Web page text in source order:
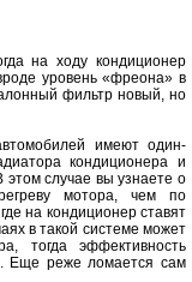
на ходу кондиционер
уровень «фреона» в
фильтр новый, но
имеют один-
кондиционера и
этом случае вы узнаете о
мотора, чем по
на кондиционер ставят
в такой системе может
тогда эффективность
Еще реже ломается сам